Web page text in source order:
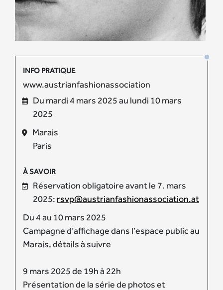
INFO PRATIQUE
www.austrianfashionassociation
Du mardi 4 mars 2025 au lundi 10 mars
2025
Marais
Paris
À SAVOIR
Réservation obligatoire avant le 7. mars
2025: rsvp@austrianfashionassociation.at
Du 4 au 10 mars 2025
Campagne d’affichage dans l’espace public au
Marais, détails à suivre
9 mars 2025 de 19h à 22h
Présentation de la série de photos et